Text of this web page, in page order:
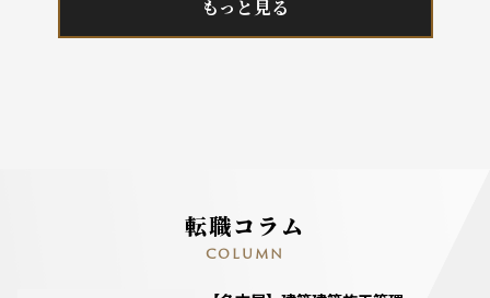
もっと見る
転職コラム
COLUMN